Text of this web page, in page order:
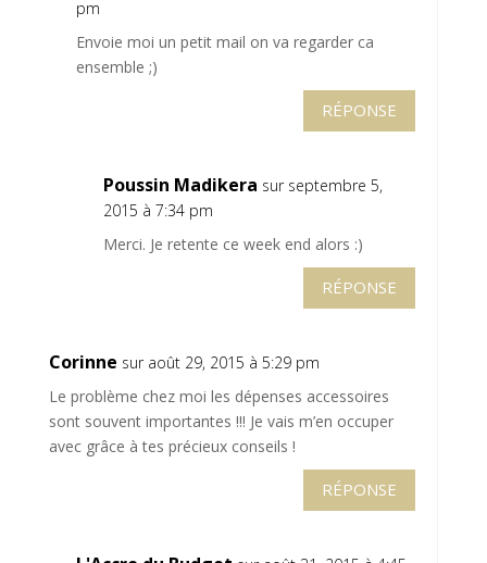
pm
Envoie moi un petit mail on va regarder ca
ensemble ;)
RÉPONSE
Poussin Madikera sur septembre 5,
2015 à 7:34 pm
Merci. Je retente ce week end alors :)
RÉPONSE
Corinne sur août 29, 2015 à 5:29 pm
Le problème chez moi les dépenses accessoires
sont souvent importantes !!! Je vais m’en occuper
avec grâce à tes précieux conseils !
RÉPONSE